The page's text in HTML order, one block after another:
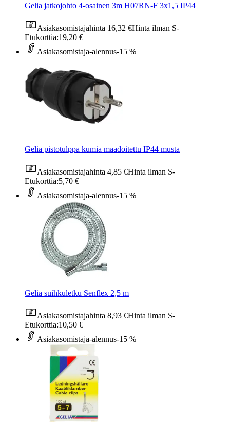
Gelia jatkojohto 4-osainen 3m H07RN-F 3x1,5 IP44
Asiakasomistajahinta 16,32 €Hinta ilman S-
Etukorttia:19,20 €
Asiakasomistaja-alennus-15 %
Gelia pistotulppa kumia maadoitettu IP44 musta
Asiakasomistajahinta 4,85 €Hinta ilman S-
Etukorttia:5,70 €
Asiakasomistaja-alennus-15 %
Gelia suihkuletku Senflex 2,5 m
Asiakasomistajahinta 8,93 €Hinta ilman S-
Etukorttia:10,50 €
Asiakasomistaja-alennus-15 %